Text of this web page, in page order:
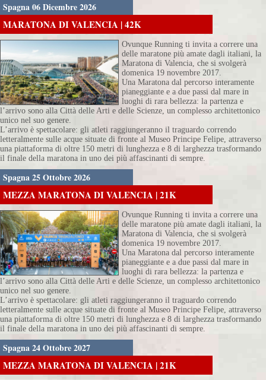
Spagna 06 Dicembre 2026
MARATONA DI VALENCIA | 42K
Ovunque Running ti invita a correre una
delle maratone più amate dagli italiani, la
Maratona di Valencia, che si svolgerà
domenica 19 novembre 2017.
Una Maratona dal percorso interamente
pianeggiante e a due passi dal mare in
luoghi di rara bellezza: la partenza e
l’arrivo sono alla Città delle Arti e delle Scienze, un complesso architettonico
unico nel suo genere.
L’arrivo è spettacolare: gli atleti raggiungeranno il traguardo correndo
letteralmente sulle acque situate di fronte al Museo Principe Felipe, attraverso
una piattaforma di oltre 150 metri di lunghezza e 8 di larghezza trasformando
il finale della maratona in uno dei più affascinanti di sempre.
Spagna 25 Ottobre 2026
MEZZA MARATONA DI VALENCIA | 21K
Ovunque Running ti invita a correre una
delle maratone più amate dagli italiani, la
Maratona di Valencia, che si svolgerà
domenica 19 novembre 2017.
Una Maratona dal percorso interamente
pianeggiante e a due passi dal mare in
luoghi di rara bellezza: la partenza e
l’arrivo sono alla Città delle Arti e delle Scienze, un complesso architettonico
unico nel suo genere.
L’arrivo è spettacolare: gli atleti raggiungeranno il traguardo correndo
letteralmente sulle acque situate di fronte al Museo Principe Felipe, attraverso
una piattaforma di oltre 150 metri di lunghezza e 8 di larghezza trasformando
il finale della maratona in uno dei più affascinanti di sempre.
Spagna 24 Ottobre 2027
MEZZA MARATONA DI VALENCIA | 21K